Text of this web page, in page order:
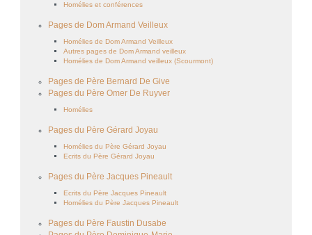
Homélies et conférences
Pages de Dom Armand Veilleux
Homélies de Dom Armand Veilleux
Autres pages de Dom Armand veilleux
Homélies de Dom Armand veilleux (Scourmont)
Pages de Père Bernard De Give
Pages du Père Omer De Ruyver
Homélies
Pages du Père Gérard Joyau
Homélies du Père Gérard Joyau
Ecrits du Père Gérard Joyau
Pages du Père Jacques Pineault
Ecrits du Père Jacques Pineault
Homélies du Père Jacques Pineault
Pages du Père Faustin Dusabe